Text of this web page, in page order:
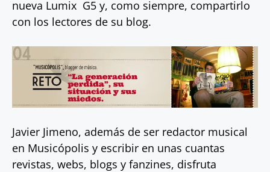
nueva Lumix G5 y, como siempre, compartirlo
con los lectores de su blog.
Javier Jimeno, además de ser redactor musical
en Musicópolis y escribir en unas cuantas
revistas, webs, blogs y fanzines, disfruta